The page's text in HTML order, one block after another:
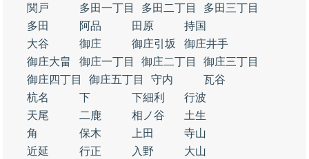
関戸
多田一丁目 多田二丁目
多田三丁目
多田
阿品 田原
持国
大谷
御庄 御庄引坂
御庄井手
御庄大畠
御庄一丁目 御庄二丁目
御庄三丁目
御庄四丁目
御庄五丁目 守内
瓦谷
杭名
下 下細利
行波
天尾
二鹿 相ノ谷
土生
角
保木 上田
寺山
近延
行正 入野
大山